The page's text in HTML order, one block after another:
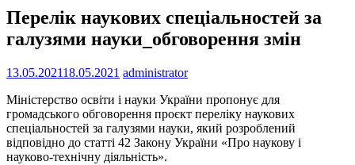
Перелік наукових спеціальностей за
галузями науки_обговорення змін
13.05.202118.05.2021 administrator
Міністерство освіти і науки України пропонує для
громадського обговорення проєкт переліку наукових
спеціальностей за галузями науки, який розроблений
відповідно до статті 42 Закону України «Про наукову і
науково-технічну діяльність».